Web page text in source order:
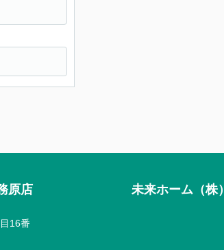
各務原店 未来ホーム（株）
16番